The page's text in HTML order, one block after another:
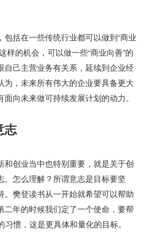
包括在一些传统行业都可以做到“商业
样的机会，可以做一些“商业向善”的
自己主营业务有关系，延续到企业经
为，未来所有伟大的企业要具备更大
向未来做可持续发展计划的动力。
志
和创业当中也特别重要，就是关于创
。怎么理解？所谓意志是目标要坚
。樊登读书从一开始就希望可以帮助
二年的时候我们定了一个使命，要帮
惯，这是更具体和量化的目标。